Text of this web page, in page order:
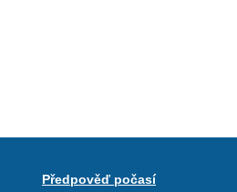
Předpověď počasí